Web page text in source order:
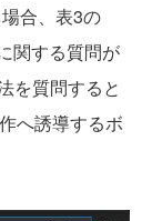
合、表3の
関する質問が
を質問すると
へ誘導するボ